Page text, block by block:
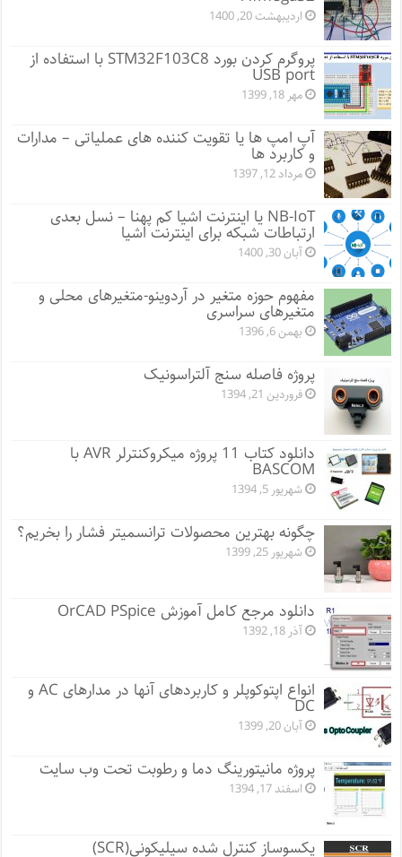
اردیبهشت 20, 1400
پروگرم کردن بورد STM32F103C8 با استفاده از
USB port
مهر 18, 1399
آپ امپ ها یا تقویت کننده های عملیاتی – مدارات
و کاربرد ها
مرداد 12, 1397
NB-IoT یا اینترنت اشیا کم پهنا – نسل بعدی
ارتباطات شبکه برای اینترنت اشیا
آبان 30, 1400
مفهوم حوزه متغیر در آردوینو-متغیرهای محلی و
متغیرهای سراسری
بهمن 6, 1396
پروژه فاصله سنج آلتراسونیک
فروردین 21, 1394
دانلود کتاب 11 پروژه میکروکنترلر AVR با
BASCOM
شهریور 5, 1394
چگونه بهترین محصولات ترانسمیتر فشار را بخریم؟
شهریور 25, 1399
دانلود مرجع کامل آموزش OrCAD PSpice
آذر 18, 1392
انواع اپتوکوپلر و کاربردهای آنها در مدارهای AC و
DC
آبان 20, 1399
پروژه مانيتورينگ دما و رطوبت تحت وب سایت
اسفند 17, 1394
یکسوساز کنترل شده سیلیکونی(SCR)